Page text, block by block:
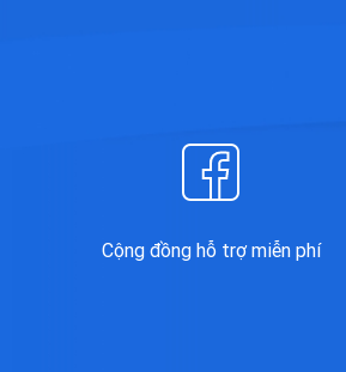
Cộng đồng hỗ trợ miễn phí